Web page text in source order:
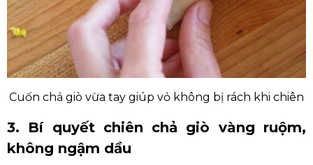
Cuốn chả giò vừa tay giúp vỏ không bị rách khi chiên
3. Bí quyết chiên chả giò vàng ruộm,
không ngậm dầu